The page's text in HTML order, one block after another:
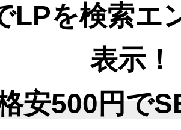
LPを検索エ
表示！
安500円で